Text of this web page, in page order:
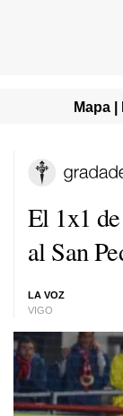
Mapa
El 1x1
al San
LA VOZ
VIGO